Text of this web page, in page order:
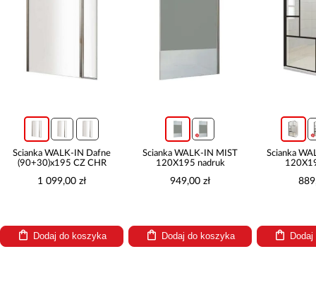
Ścianka WALK-IN Dafne
(90+30)x195 CZ CHR
1 099,00 zł
Dodaj do koszyka
Ścianka WALK-IN MIST
120X195 nadruk
949,00 zł
Dodaj do koszyka
Ścianka